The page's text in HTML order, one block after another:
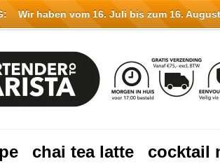
chai tea latte
cocktail
Wir haben vom 16. Juli bis zum 16.